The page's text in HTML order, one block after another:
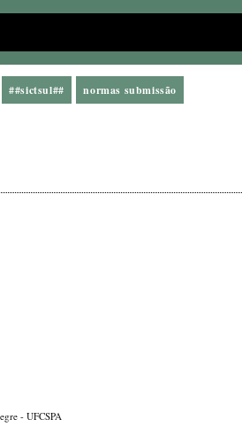
##sictsul## normas submissão
- UFCSPA